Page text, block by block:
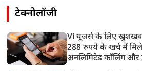
पश्चिम बंगाल में चुनाव बाद
हिंसा पर रत्ना देबनाथ का बड़ा
आरोप, कहा-टीएमसी
भाजपा समर्थक
बनकर फैला रहे हैं अशांति
पर तीखा प्रहार,
सुवेंदु दा ने
घुसकर हराया
टेक्नोलॉजी
Vi यूजर्स के लिए
288 रुपये के खर्च में
अनलिमिटेड कॉलिंग और